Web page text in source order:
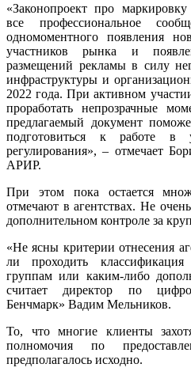
«Законопроект про
все профессиональное
одномоментного появления
участников рынка и
размещений рекламы в силу
инфраструктуры и
2022 года. При активном
проработать непрозрачные
предлагаемый документ
подготовиться к работе в
регулирования», – отмечает
АРИР.
При этом пока остается
отмечают в агентствах. Не
дополнительном контроле за
«Не ясны критерии отнесения
ли проходить
группам или каким-либо
считает директор по
Бенчмарк» Вадим Мельников.
То, что многие клиенты
полномочия по
предполагалось исходно.